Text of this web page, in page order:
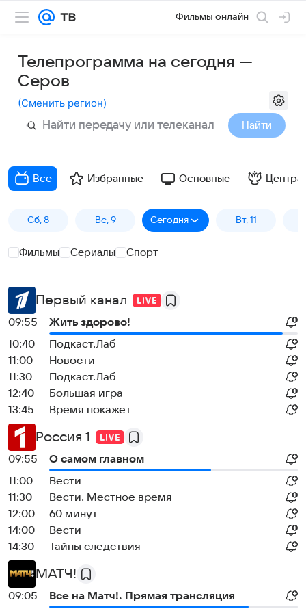
Фильмы онлайн
Телепрограмма на сегодня —
Серов
(Сменить регион)
Найти
Все Избранные Основные
Сб, 8 Вс, 9 Сегодня Вт, 11
Фильмы Сериалы Спорт
Первый канал
09:55
Жить здорово!
10:40
Подкаст.Лаб
11:00
Новости
11:30
Подкаст.Лаб
12:40
Большая игра
13:45
Время покажет
Россия 1
09:55
О самом главном
11:00
Вести
11:30
Вести. Местное время
12:00
60 минут
14:00
Вести
14:30
Тайны следствия
МАТЧ!
09:05
Все на Матч!. Прямая трансляция